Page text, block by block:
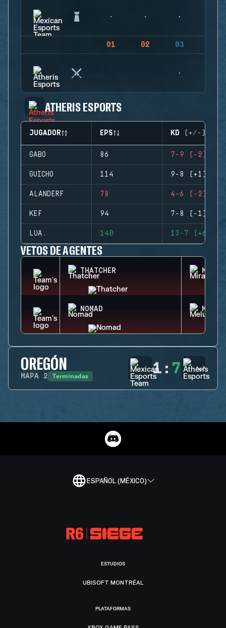
01 02 03
ATHERIS ESPORTS
JUGADOR EPS KD (+/-)
GABO 86 7-9 (-2)
GUICHO 114 9-8 (+1)
ALANDERF 78 4-6 (-2)
KEF 94 7-8 (-1)
LUA. 140 13-7 (+6)
VETOS DE AGENTES
THATCHER MIRA
NOMAD
OREGÓN
MAPA 2 Terminadas 1 : 7
ESPAÑOL (MÉXICO)
ESTUDIOS
UBISOFT MONTRÉAL
PLATAFORMAS